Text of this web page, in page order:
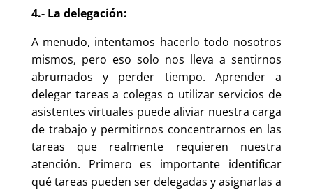
4.- La delegación:
A menudo, intentamos hacerlo todo nosotros
mismos, pero eso solo nos lleva a sentirnos
abrumados y perder tiempo. Aprender a
delegar tareas a colegas o utilizar servicios de
asistentes virtuales puede aliviar nuestra carga
de trabajo y permitirnos concentrarnos en las
tareas que realmente requieren nuestra
atención. Primero es importante identificar
qué tareas pueden ser delegadas y asignarlas a